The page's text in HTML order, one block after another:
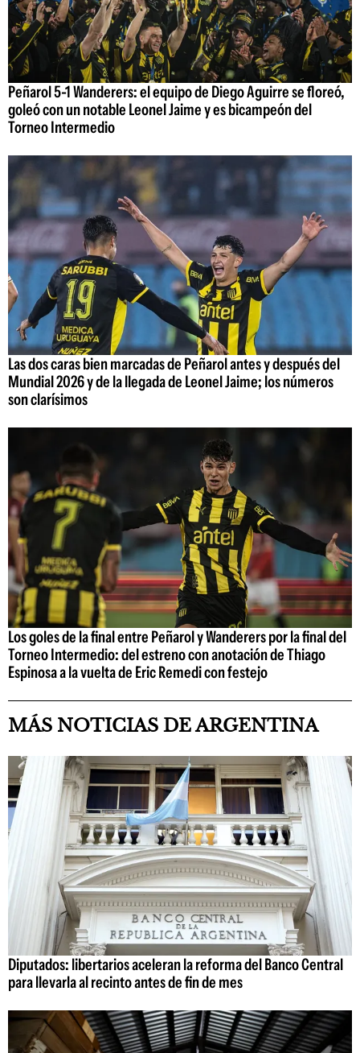
Peñarol 5-1 Wanderers: el equipo de Diego Aguirre se floreó,
goleó con un notable Leonel Jaime y es bicampeón del
Torneo Intermedio
Las dos caras bien marcadas de Peñarol antes y después del
Mundial 2026 y de la llegada de Leonel Jaime; los números
son clarísimos
Los goles de la final entre Peñarol y Wanderers por la final del
Torneo Intermedio: del estreno con anotación de Thiago
Espinosa a la vuelta de Eric Remedi con festejo
MÁS NOTICIAS DE ARGENTINA
Diputados: libertarios aceleran la reforma del Banco Central
para llevarla al recinto antes de fin de mes